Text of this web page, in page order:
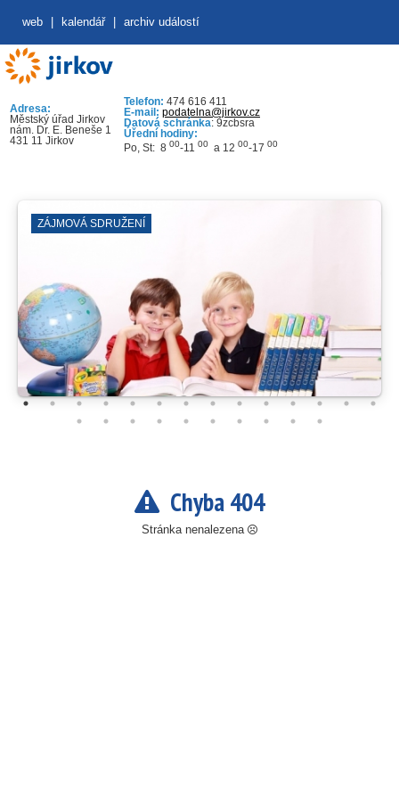
web kalendář archiv událostí
Adresa:
Městský úřad Jirkov
nám. Dr. E. Beneše 1
431 11 Jirkov
Telefon: 474 616 411
E-mail: podatelna@jirkov.cz
Datová schránka: 9zcbsra
Úřední hodiny:
Po, St: 8 00-11 00 a 12 00-17 00
ZÁJMOVÁ SDRUŽENÍ
Chyba 404
Stránka nenalezena